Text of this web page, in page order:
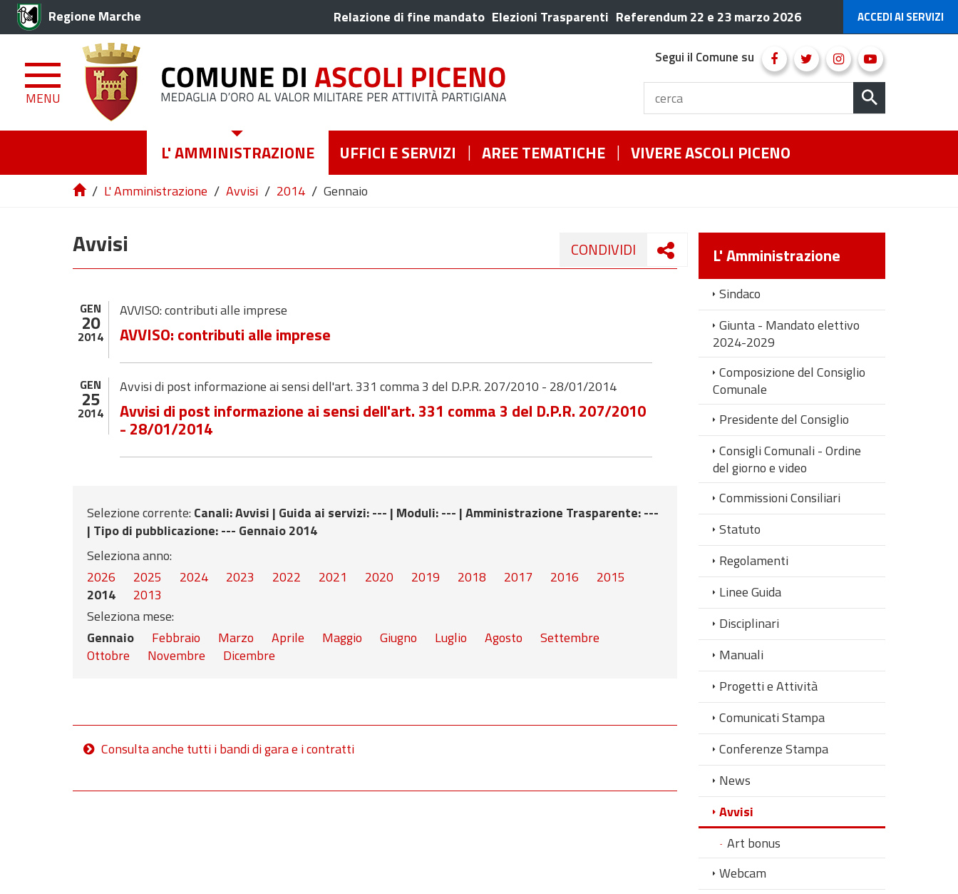
Regione Marche Relazione di fine mandato Elezioni Trasparenti Referendum 22 e 23 marzo 2026 ACCEDI AI SERVIZI
MENU
Segui il Comune su
L' AMMINISTRAZIONE UFFICI E SERVIZI AREE TEMATICHE VIVERE ASCOLI PICENO
/ L' Amministrazione / Avvisi / 2014 / Gennaio
CONDIVIDI
Avvisi
GEN
20
2014
AVVISO: contributi alle imprese
AVVISO: contributi alle imprese
GEN
25
2014
Avvisi di post informazione ai sensi dell'art. 331 comma 3 del D.P.R. 207/2010 - 28/01/2014
Avvisi di post informazione ai sensi dell'art. 331 comma 3 del D.P.R. 207/2010
- 28/01/2014
Selezione corrente: Canali: Avvisi | Guida ai servizi: --- | Moduli: --- |Amministrazione Trasparente: ---
| Tipo di pubblicazione: --- Gennaio 2014
Seleziona anno:
2026
2025 2024 2023 2022 2021 2020 2019 2018 2017 2016
2015
2014
2013
Seleziona mese:
Gennaio
Febbraio Marzo Aprile Maggio Giugno Luglio Agosto
Settembre
Ottobre
Novembre Dicembre
Consulta anche tutti i bandi di gara e i contratti
L' Amministrazione
Sindaco
Giunta - Mandato elettivo
2024-2029
Composizione del Consiglio
Comunale
Presidente del Consiglio
Consigli Comunali - Ordine
del giorno e video
Commissioni Consiliari
Statuto
Regolamenti
Linee Guida
Disciplinari
Manuali
Progetti e Attività
Comunicati Stampa
Conferenze Stampa
News
Avvisi
Art bonus
Webcam